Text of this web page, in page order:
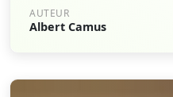
AUTEUR
Albert Camus